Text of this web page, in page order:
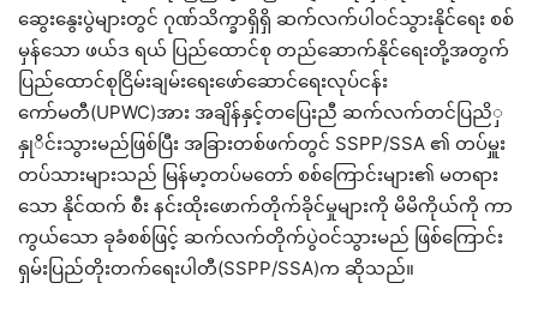
ဆွေးနွေးပွဲများတွင် ဂုဏ်သိက္ခာရှိရှိ ဆက်လက်ပါဝင်သွားနိုင်ရေး စစ်
မှန်သော ဖယ်ဒ ရယ် ပြည်ထောင်စု တည်ဆောက်နိုင်ရေးတို့အတွက်
ပြည်ထောင်စုငြိမ်းချမ်းရေးဖော်ဆောင်ရေးလုပ်ငန်း
ကော်မတီ(UPWC)အား အချိန်နှင့်တပြေးညီ ဆက်လက်တင်ပြညိှ
နှုိင်းသွားမည်ဖြစ်ပြီး အခြားတစ်ဖက်တွင် SSPP/SSA ၏ တပ်မှူး
တပ်သားများသည် မြန်မာ့တပ်မတော် စစ်ကြောင်းများ၏ မတရား
သော နိုင်ထက် စီး နင်းထိုးဖောက်တိုက်ခိုင်မှုများကို မိမိကိုယ်ကို ကာ
ကွယ်သော ခုခံစစ်ဖြင့် ဆက်လက်တိုက်ပွဲဝင်သွားမည် ဖြစ်ကြောင်း
ရှမ်းပြည်တိုးတက်ရေးပါတီ(SSPP/SSA)က ဆိုသည်။